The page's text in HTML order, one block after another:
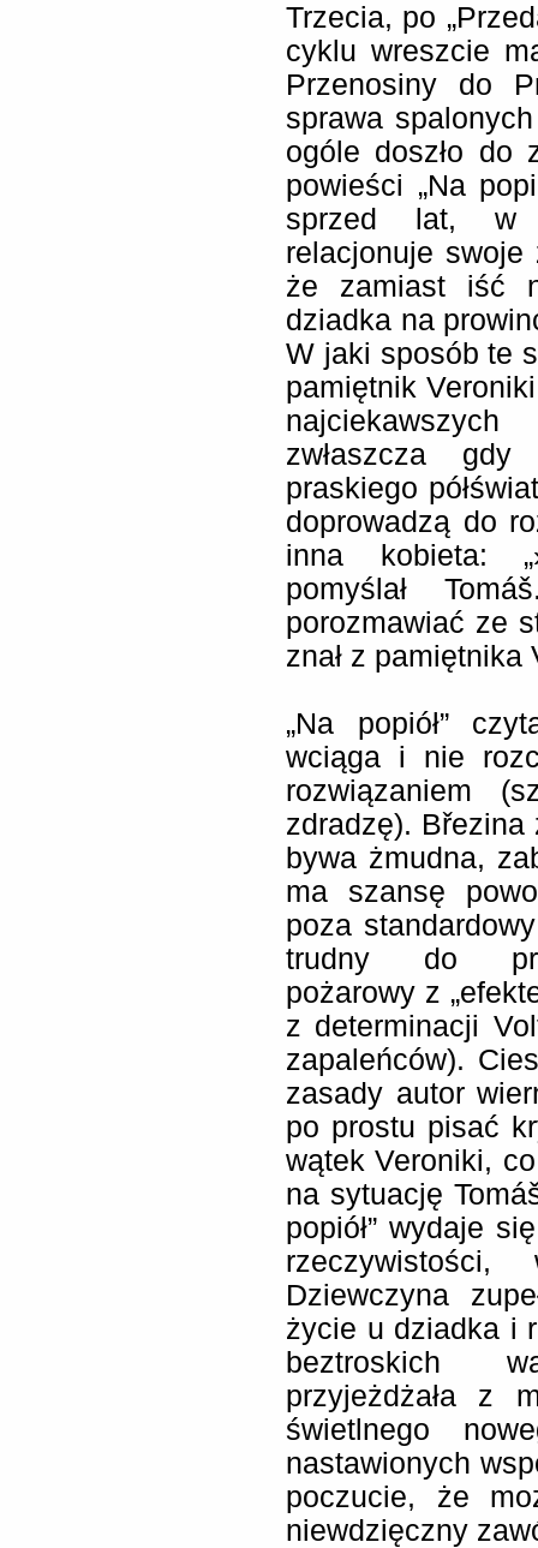
Trzecia, po
cyklu wreszcie
Przenosiny do
sprawa
ogóle doszło do
powieści „Na
sprzed lat, w
relacjonuje swoje
że zamiast iść
dziadka na
W jaki sposób te
pamiętnik
zwłaszcza gdy
praskiego
doprowadzą do
inna kobieta:
pomyślał
porozmawiać ze
znał z
„Na popiół”
wciąga i nie
rozwiązaniem
zdradzę).
bywa żmudna,
ma szansę
poza
trudny do
pożarowy z
z determinacji
zapaleńców).
zasady autor
po prostu pisać
wątek Veroniki,
na sytuację
popiół” wydaje
Dziewczyna
życie u dziadka i
beztroskich
przyjeżdżała z
świetlnego
nastawionych
poczucie, że
niewdzięczny